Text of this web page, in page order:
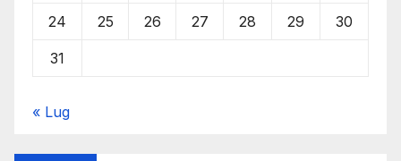
24 25 26 27 28 29 30
31
« Lug